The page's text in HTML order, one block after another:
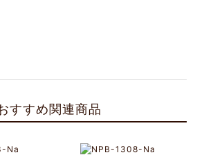
すすめ関連商品